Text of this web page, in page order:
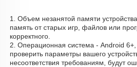
1. Объем незанятой памяти
память от старых игр, файлов или
корректного.
2. Операционная система - Android
проверить параметры вашего
несоответствия требованиям, будут